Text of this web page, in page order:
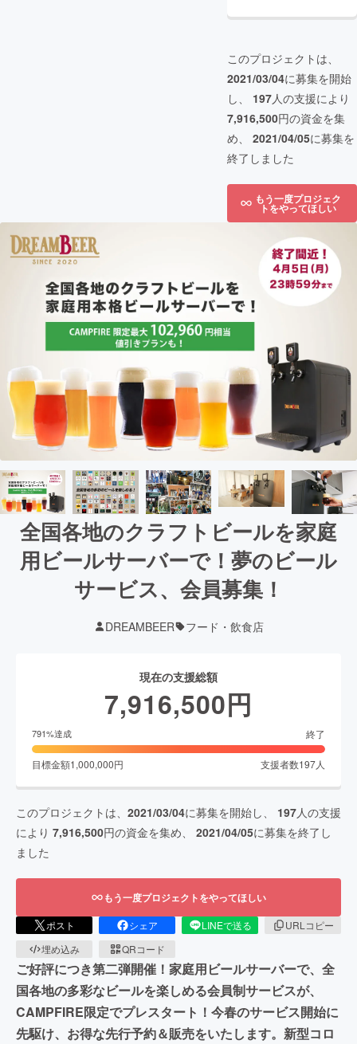
このプロジェクトは、
2021/03/04に募集を開始
し、 197人の支援により
7,916,500円の資金を集
め、 2021/04/05に募集を
終了しました
もう一度プロジェク
トをやってほしい
全国各地のクラフトビールを家庭
用ビールサーバーで！夢のビール
サービス、会員募集！
DREAMBEER フード・飲食店
現在の支援総額
7,916,500円
791%達成 終了
目標金額1,000,000円 支援者数197人
このプロジェクトは、 2021/03/04に募集を開始し、 197人の支援
により 7,916,500円の資金を集め、 2021/04/05に募集を終了し
ました
もう一度プロジェクトをやってほしい
ポスト シェア LINEで送る
URLコピー
埋め込み
QRコード
ご好評につき第二弾開催！家庭用ビールサーバーで、全
国各地の多彩なビールを楽しめる会員制サービスが、
CAMPFIRE限定でプレスタート！今春のサービス開始に
先駆け、お得な先行予約＆販売をいたします。新型コロ